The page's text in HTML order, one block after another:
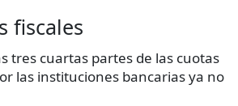
fiscales
tres cuartas partes de las cuotas
las instituciones bancarias ya no